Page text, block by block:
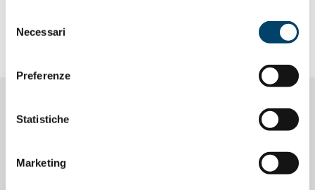
delNecessari
Preferenze
Statistiche
Marketing
I diversi volumi sono acquistabili in libreria e on line sul
TUTTE LE PUBBLICAZIONI